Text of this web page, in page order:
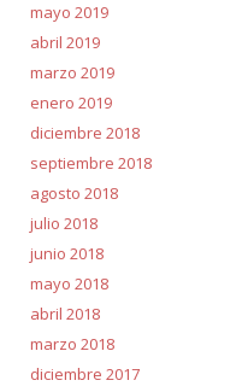
mayo 2019
abril 2019
marzo 2019
enero 2019
diciembre 2018
septiembre 2018
agosto 2018
julio 2018
junio 2018
mayo 2018
abril 2018
marzo 2018
diciembre 2017